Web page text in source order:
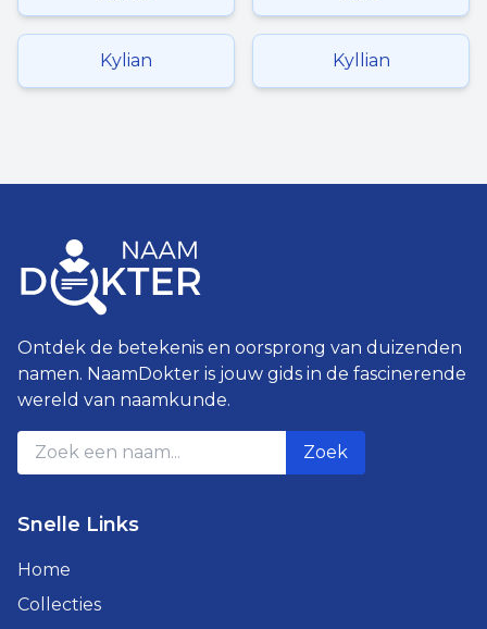
Kylian Kyllian
Ontdek de betekenis en oorsprong van duizenden
namen. NaamDokter is jouw gids in de fascinerende
wereld van naamkunde.
Zoek
Snelle Links
Home
Collecties